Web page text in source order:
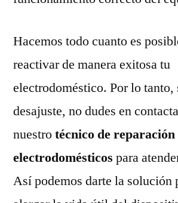
Hacemos todo cuanto es
reactivar de manera exitosa tu
electrodoméstico. Por lo tanto,
desajuste, no dudes en
nuestrotécnico de reparación
electrodomésticos para
Así podemos darte la solución